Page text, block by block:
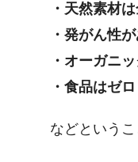
・天然素材
・発がん性
・オーガニ
・食品はゼ
などという